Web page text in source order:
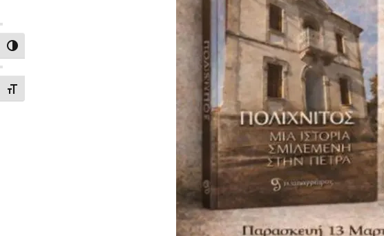
ΕΝΑΛΛΑΓΗ ΥΨΗΛΗΣ ΑΝΤΙΘΕΣΗΣ
ΕΝΑΛΛΑΓΗ ΜΕΓΕΘΟΥΣ ΓΡΑΜΜΑΤΩΝ